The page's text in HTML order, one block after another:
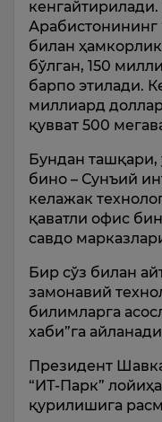
Арабистонининг
билан
бўлган, 150
барпо этилади.
миллиард
қувват 500
Бундан
бино – Сунъий
келажак
қаватли офис
савдо
Бир сўз билан
замонавий
билимларга
хаби”га
Президент
“ИТ-Парк”
қурилишига